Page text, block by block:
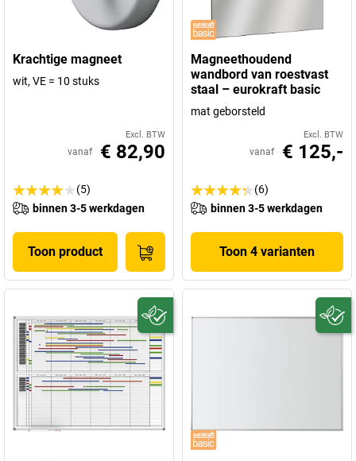
Krachtige magneet
wit, VE = 10 stuks
Excl. BTW
vanaf € 82,90
(5)
binnen 3-5 werkdagen
Toon product
Magneethoudend
wandbord van roestvast
staal – eurokraft basic
mat geborsteld
Excl. BTW
vanaf € 125,-
(6)
binnen 3-5 werkdagen
Toon 4 varianten